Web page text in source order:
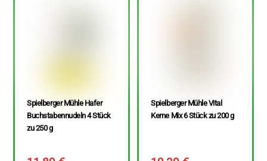
Spielberger Mühle Hafer
Buchstabennudeln 4 Stück
zu 250 g
Spielberger Mühle Vital
Kerne Mix 6 Stück zu 200 g